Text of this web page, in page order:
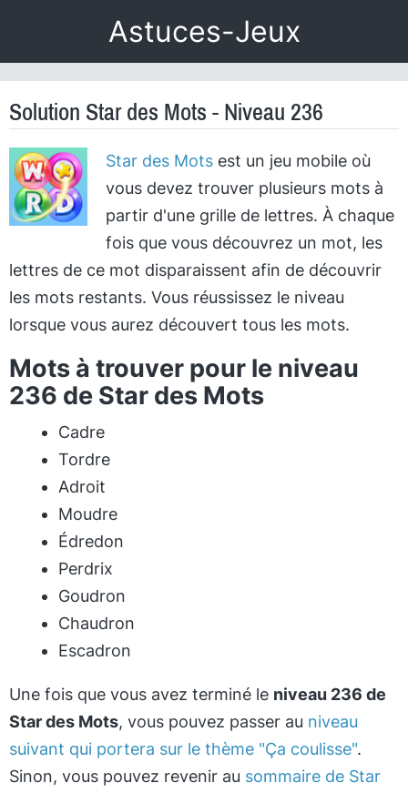
Astuces-Jeux
Solution Star des Mots - Niveau 236
Star des Motsest un jeu mobile où
vous devez trouver plusieurs mots à
partir d'une grille de lettres. À chaque
fois que vous découvrez un mot, les
lettres de ce mot disparaissent afin de découvrir
les mots restants. Vous réussissez le niveau
lorsque vous aurez découvert tous les mots.
Mots à trouver pour le niveau
236 de Star des Mots
Cadre
Tordre
Adroit
Moudre
Édredon
Perdrix
Goudron
Chaudron
Escadron
Une fois que vous avez terminé le niveau 236 de
Star des Mots, vous pouvez passer au niveau
suivant qui portera sur le thème "Ça coulisse".
Sinon, vous pouvez revenir au sommaire de Star